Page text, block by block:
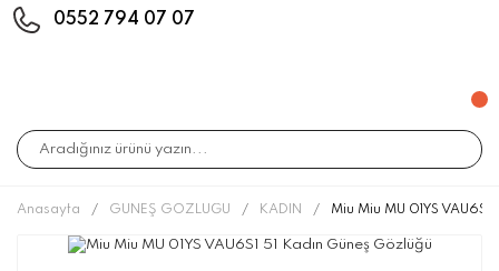
0552 794 07 07
Anasayfa GÜNEŞ GÖZLÜĞÜ KADIN Miu Miu MU 01YS